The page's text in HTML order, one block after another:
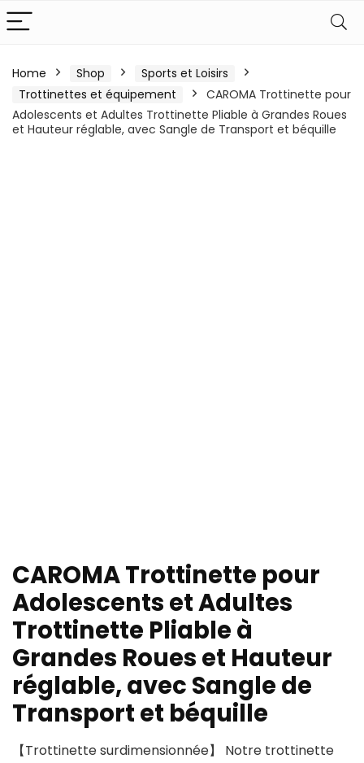
Home Shop
Sports et Loisirs
Trottinettes et équipement
CAROMA Trottinette pour
Adolescents et Adultes Trottinette Pliable à Grandes Roues
et Hauteur réglable, avec Sangle de Transport et béquille
CAROMA Trottinette pour
Adolescents et Adultes
Trottinette Pliable à
Grandes Roues et Hauteur
réglable, avec Sangle de
Transport et béquille
【Trottinette surdimensionnée】 Notre trottinette